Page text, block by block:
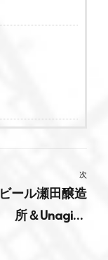
次
ール瀬田醸造
所＆Unagiya